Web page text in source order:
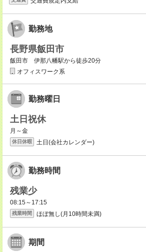
勤務地
長野県飯田市
飯田市 伊那八幡駅から徒歩20分
オフィスワーク系
勤務曜日
土日祝休
月～金
休日休暇 土日(会社カレンダー)
勤務時間
残業少
08:15～17:15
残業時間 ほぼ無し(月10時間未満)
期間